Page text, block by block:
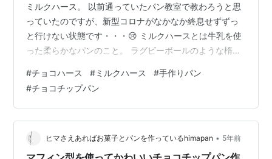
ミルクハース。 以前通っていたパン教室で教わろうと思
っていたのですが、新型コロナがなかなか終息せずずっ
と行けない状態です・・・😢 ミルクハースとは牛乳を使
った柔らかなパンのこと。 ラグビーボールのような楕円
ルクハースと言う名前は英語では、「milk=牛乳」
「hearth=（窯などの）路床」。 日本語に訳すと「窯の
直火で焼いたミルクのパン」という意味に。 「hearth」
にはもう一つ、「家庭」という意味もあります ～cotta
HPより～ 色々レシピを調べて作ってみたのはこちら。
初めて…
#チョコハース #ミルクハース #手作りパン
#チョコチップパン
ヒマさえあればお菓子とパンを作っているhimapan • 5年前